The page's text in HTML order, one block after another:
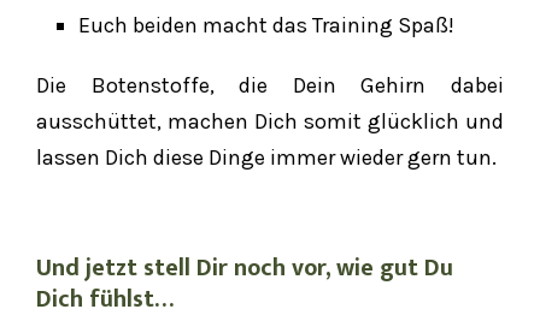
Euch beiden macht das Training Spaß!
Die Botenstoffe, die Dein Gehirn dabei
ausschüttet, machen Dich somit glücklich und
lassen Dich diese Dinge immer wieder gern tun.
Und jetzt stell Dir noch vor, wie gut Du
Dich fühlst…